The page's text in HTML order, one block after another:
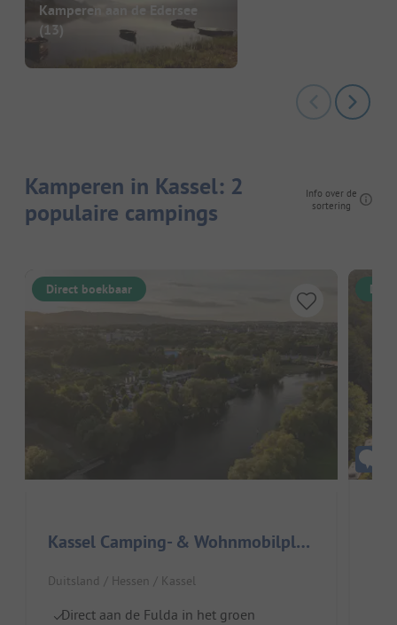
Kamperen aan de Edersee
(13)
Kamperen in Kassel: 2
populaire campings
Info over de
sortering
Direct boekbaar
Kassel Camping- & Wohnmobilplatz
Duitsland / Hessen / Kassel
Direct aan de Fulda in het groen